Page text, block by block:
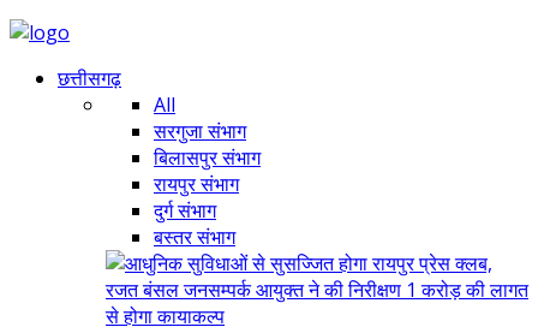
छत्तीसगढ़
All
सरगुजा संभाग
बिलासपुर संभाग
रायपुर संभाग
दुर्ग संभाग
बस्तर संभाग